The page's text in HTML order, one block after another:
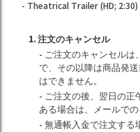
- Theatrical Trailer (HD; 2:30)
1. 注文のキャンセル
- ご注文のキャンセルは
で、その以降は商品発
はできません。
- ご注文の後、翌日の正
ある場合は、メールで
- 無通帳入金で注文する